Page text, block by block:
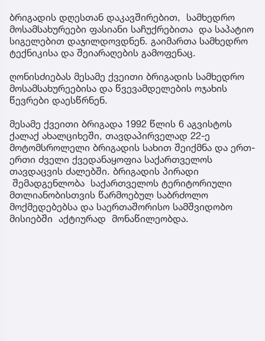
ბრიგადის დღესთან დაკავშირებით, სამხედრო
მოსამსახურეები ფასიანი საჩუქრებითა და საპატიო
სიგელებით დაჯილდოვდნენ. გაიმართა სამხედრო
ტექნიკისა და შეიარაღების გამოფენაც.
ღონისძიებას მესამე ქვეითი ბრიგადის სამხედრო
მოსამსახურეებისა და წვევამდელების ოჯახის
წევრები დაესწრნენ.
მესამე ქვეითი ბრიგადა 1992 წლის 6 აგვისტოს
ქალაქ ახალციხეში, თავდაპირველად 22-ე
მოტომსროლელი ბრიგადის სახით შეიქმნა და ერთ-
ერთი ძველი ქვედანაყოფია საქართველოს
თავდაცვის ძალებში. ბრიგადის პირადი
შემადგენლობა საქართველოს ტერიტორიული
მთლიანობისთვის წარმოებულ საბრძოლო
მოქმედებებსა და საერთაშორისო სამშვიდობო
მისიებში აქტიურად მონაწილეობდა.